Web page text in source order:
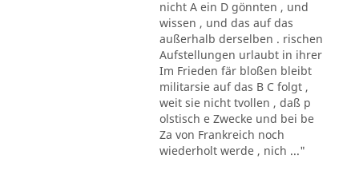
nicht A ein D gönnten , und
wissen , und das auf das
außerhalb derselben . rischen
Aufstellungen urlaubt in ihrer
Im Frieden fär bloßen bleibt
militarsie auf das B C folgt ,
weit sie nicht tvollen , daß p
olstisch e Zwecke und bei be
Za von Frankreich noch
wiederholt werde , nich ..."